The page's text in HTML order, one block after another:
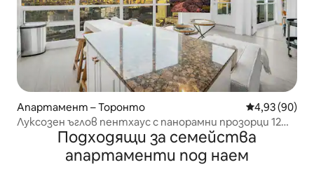
Апартамент – Торонто Средна
4,93 (90)
Луксозен ъглов пентхаус с панорамни прозорци 12
Подходящи за семейства
апартаменти под наем